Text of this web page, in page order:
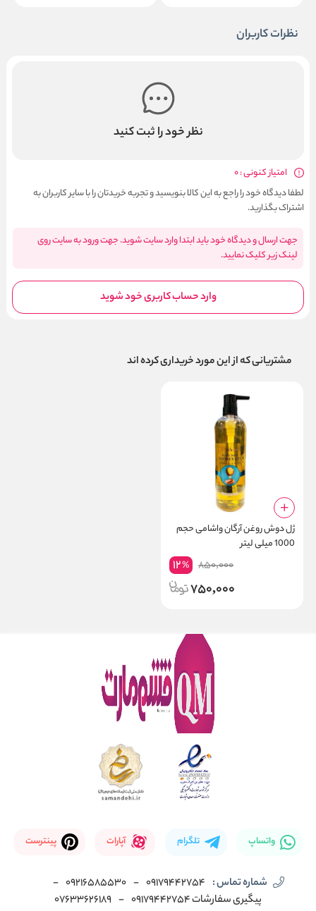
نظرات کاربران
نظر خود را ثبت کنید
امتیاز کنونی : 0
لطفا دیدگاه خود را راجع به این کالا بنویسید و تجربه خریدتان را با سایر کاربران به
اشتراک بگذارید.
جهت ارسال و دیدگاه خود باید ابتدا وارد سایت شوید. جهت ورود به سایت روی
لینک زیر کلیک نمایید.
وارد حساب کاربری خود شوید
مشتریانی که از این مورد خریداری کرده اند
ژل دوش روغن آرگان واشامی حجم
1000 میلی لیتر
850,000
12%
750,000
واتساپ تلگرام آپارات پینترست
شماره تماس : 09179442754
-
09216585530
-
پیگیری سفارشات 09179442754
-
07633626189